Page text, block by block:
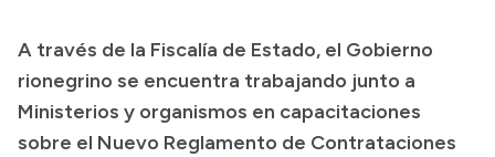
Transparencia
Inversión en Salud
Licitaciones
A través de la Fiscalía de Estado, el Gobierno
rionegrino se encuentra trabajando junto a
Ministerios y organismos en capacitaciones
sobre el Nuevo Reglamento de Contrataciones